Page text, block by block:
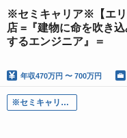
※セミキャリア※【エ
店 =『建物に命を吹き
するエンジニア』＝
年収470万円 〜 700万円
※セミキャリア※【エリア職】建築施工管理 - 北陸支店